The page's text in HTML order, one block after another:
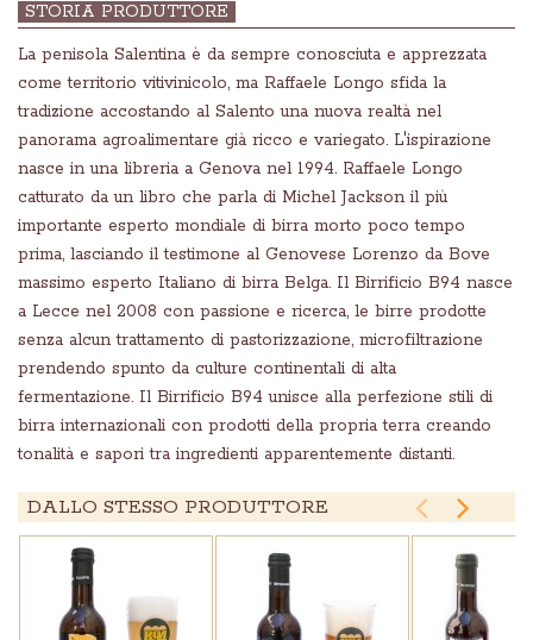
STORIA PRODUTTORE
La penisola Salentina è da sempre conosciuta e apprezzata
come territorio vitivinicolo, ma Raffaele Longo sfida la
tradizione accostando al Salento una nuova realtà nel
panorama agroalimentare già ricco e variegato. L'ispirazione
nasce in una libreria a Genova nel 1994. Raffaele Longo
catturato da un libro che parla di Michel Jackson il più
importante esperto mondiale di birra morto poco tempo
prima, lasciando il testimone al Genovese Lorenzo da Bove
massimo esperto Italiano di birra Belga. Il Birrificio B94 nasce
a Lecce nel 2008 con passione e ricerca, le birre prodotte
senza alcun trattamento di pastorizzazione, microfiltrazione
prendendo spunto da culture continentali di alta
fermentazione. Il Birrificio B94 unisce alla perfezione stili di
birra internazionali con prodotti della propria terra creando
tonalità e sapori tra ingredienti apparentemente distanti.
DALLO STESSO PRODUTTORE  